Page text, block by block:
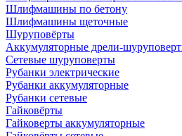
Шлифмашины по бетону
Шлифмашины щеточные
Шуруповёрты
Аккумуляторные дрели-
Сетевые шуруповерты
Рубанки электрические
Рубанки аккумуляторные
Рубанки сетевые
Гайковёрты
Гайковерты аккумуляторные